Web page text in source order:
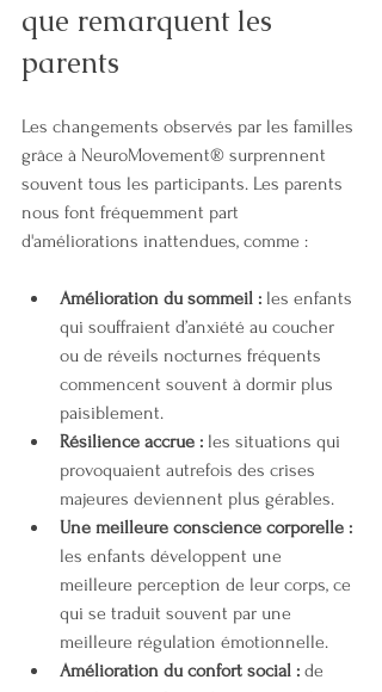
que remarquent les
parents
Les changements observés par les familles
grâce à NeuroMovement® surprennent
souvent tous les participants. Les parents
nous font fréquemment part
d'améliorations inattendues, comme :
Amélioration du sommeil : les enfants
qui souffraient d’anxiété au coucher
ou de réveils nocturnes fréquents
commencent souvent à dormir plus
paisiblement.
Résilience accrue : les situations qui
provoquaient autrefois des crises
majeures deviennent plus gérables.
Une meilleure conscience corporelle :
les enfants développent une
meilleure perception de leur corps, ce
qui se traduit souvent par une
meilleure régulation émotionnelle.
Amélioration du confort social : de